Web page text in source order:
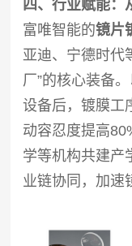
四、行业赋能：
富唯智能的镜片
亚迪、宁德时代
厂”的核心装备
设备后，镀膜工
动容忍度提高
学等机构共建产
业链协同，加速